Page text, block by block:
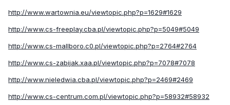
http://www.wartownia.eu/viewtopic.php?p=1629#1629
http://www.cs-freeplay.cba.pl/viewtopic.php?p=5049#5049
http://www.cs-mallboro.c0.pl/viewtopic.php?p=2764#2764
http://www.cs-zabijak.xaa.pl/viewtopic.php?p=7078#7078
http://www.nieledwia.cba.pl/viewtopic.php?p=2469#2469
http://www.cs-centrum.com.pl/viewtopic.php?p=58932#58932